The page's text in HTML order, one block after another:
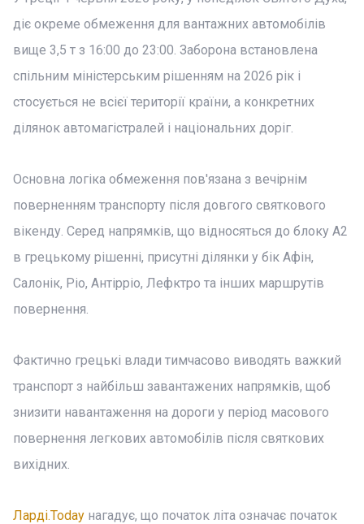
діє окреме обмеження для вантажних автомобілів
вище 3,5 т з 16:00 до 23:00. Заборона встановлена
спільним міністерським рішенням на 2026 рік і
стосується не всієї території країни, а конкретних
ділянок автомагістралей і національних доріг.
Основна логіка обмеження пов'язана з вечірнім
поверненням транспорту після довгого святкового
вікенду. Серед напрямків, що відносяться до блоку A2
в грецькому рішенні, присутні ділянки у бік Афін,
Салонік, Ріо, Антірріо, Лефктро та інших маршрутів
повернення.
Фактично грецькі влади тимчасово виводять важкий
транспорт з найбільш завантажених напрямків, щоб
знизити навантаження на дороги у період масового
повернення легкових автомобілів після святкових
вихідних.
Ларді.Today нагадує, що початок літа означає початок